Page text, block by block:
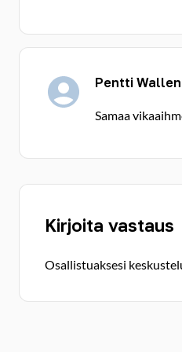
Pentti
Samaa
Kirjoita vastaus
Osallistuaksesi